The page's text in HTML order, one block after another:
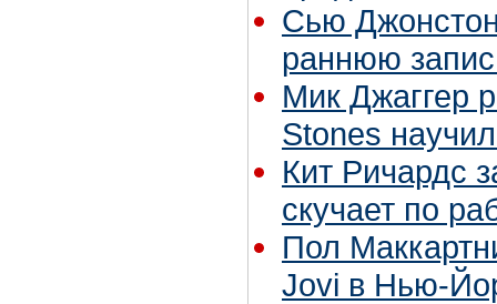
Сью
раннюю
Мик Джаггер
Stones
Кит Ричардс
скучает по
Пол
Jovi в Нью-